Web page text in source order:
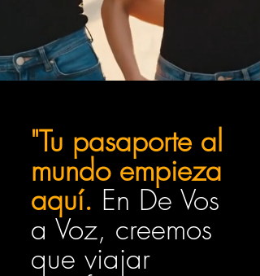
"Tu pasaporte al
mundo empieza
aquí. En De Vos
a Voz, creemos
que viajar